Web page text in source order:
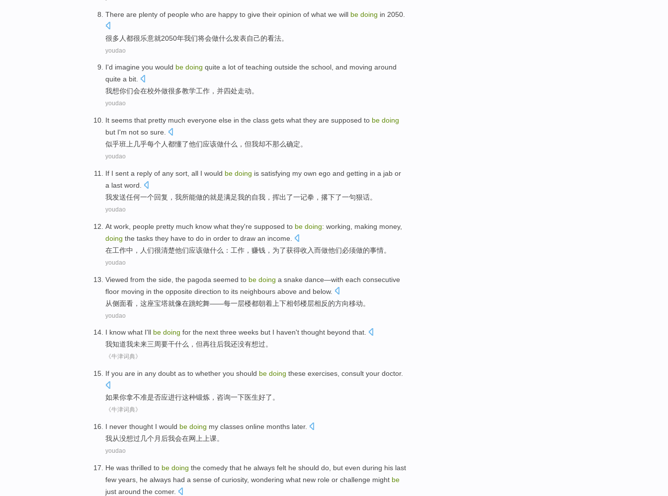
There are plenty of people who are happy to give their opinion of what we will be doing in 2050.
很多 人都很乐意就2050年我们将会做什么发表自己的看法。
youdao
I'd imagine you would be doing quite a lot of teaching outside the school, and moving around
quite a bit.
我想你们会在校外做很多教学工作 ， 并四处走动。
youdao
It seems that pretty much everyone else in the class gets what they are supposed to be doing
but I'm not so sure
似乎班上 几乎每个 人都懂了他们应该做什么 ， 但我却不那么确定。
youdao
If I sent a reply of any sort, all I would be doing is satisfying my own ego and getting in a jab or
a last word
我发送任何一个回复 ，我所能做的就是满足我的自我 ，挥出了一记拳 ，撂下了一句狠话。
youdao
At work people pretty much know what they're supposed to be doing: working making money,
doing the tasks they have to do in order to draw an income
在工作中， 人们很清楚他们应该做什么 ： 工作 ， 赚钱 ， 为了获得收入而做他们必须做的事情。
youdao
Viewed from the side the pagoda seemed to be doing a snake dance—with each consecutive
floor moving in the opposite direction to its neighbours above and below.
从侧面看 ， 这座宝塔就像在跳蛇舞——每一层楼都朝着 上下相邻楼层相反的方向移动。
youdao
I know what I'll be doing for the next three weeks but I haven't thought beyond that.
我知道我未来三周要干什么 ， 但再往后我还没有想过。
《牛津词典》
If you are in any doubt as to whether you should be doing these exercises consult your doctor.
如果你拿不准是否应进行这种锻炼 ， 咨询一下医生好了。
《牛津词典》
I never thought I would be doing my classes online months later.
我从没想过几个月后我会在网上上课。
youdao
He was thrilled to be doing the comedy that he always felt he should do, but even during his last
few years, he always had a sense of curiosity, wondering what new role or challenge might be
just around the comer.